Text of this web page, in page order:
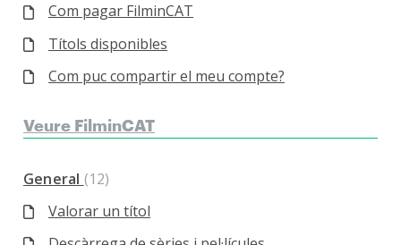
Com pagar FilminCAT
Títols disponibles
Com puc compartir el meu compte?
Veure FilminCAT
General 12
Valorar un títol